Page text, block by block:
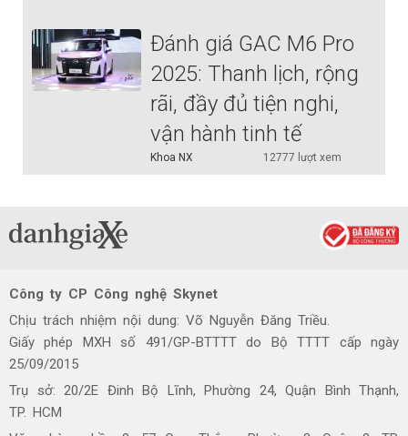
Đánh giá GAC M6 Pro
2025: Thanh lịch, rộng
rãi, đầy đủ tiện nghi,
vận hành tinh tế
Khoa NX 12777 lượt xem
Công ty CP Công nghệ Skynet
Chịu trách nhiệm nội dung: Võ Nguyễn Đăng Triều.
Giấy phép MXH số 491/GP-BTTTT do Bộ TTTT cấp ngày
25/09/2015
Trụ sở: 20/2E Đinh Bộ Lĩnh, Phường 24, Quận Bình Thạnh,
TP. HCM